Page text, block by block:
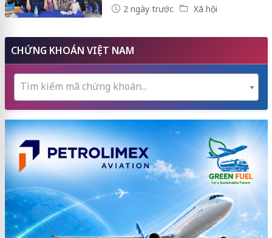
2 ngày trước Xã hội
CHỨNG KHOÁN VIỆT NAM
Tìm kiếm mã chứng khoán...